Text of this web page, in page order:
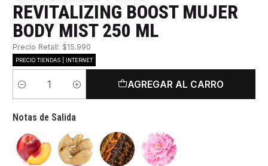
REVITALIZING BOOST MUJER
BODY MIST 250 ML
Precio Retail: $15.990
PRECIO TIENDAS | INTERNET
Cantidad
AGREGAR AL CARRO
Notas de Salida